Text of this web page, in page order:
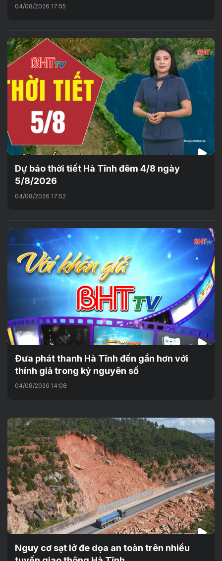
04/08/2026 17:55
Dự báo thời tiết Hà Tĩnh đêm 4/8 ngày
5/8/2026
04/08/2026 17:52
Đưa phát thanh Hà Tĩnh đến gần hơn với
thính giả trong kỷ nguyên số
04/08/2026 14:08
Nguy cơ sạt lở đe dọa an toàn trên nhiều